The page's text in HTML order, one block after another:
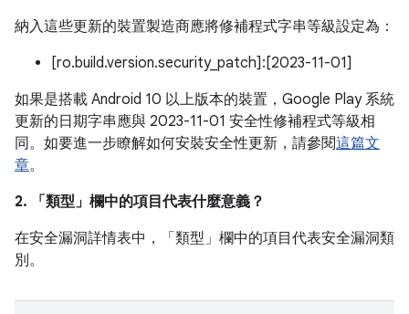
納入這些更新的裝置製造商應將修補程式字串等級設定為：
[ro.build.version.security_patch]:[2023-11-01]
如果是搭載 Android 10 以上版本的裝置，Google Play 系統
更新的日期字串應與 2023-11-01 安全性修補程式等級相
同。如要進一步瞭解如何安裝安全性更新，請參閱這篇文
章。
2. 「類型」 欄中的項目代表什麼意義？
在安全漏洞詳情表中，「類型」 欄中的項目代表安全漏洞類
別。